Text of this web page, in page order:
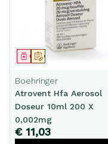
Op voorschrift
Geneesmiddel
Boehringer
Atrovent Hfa Aerosol
Doseur 10ml 200 X
0,002mg
€ 11,03